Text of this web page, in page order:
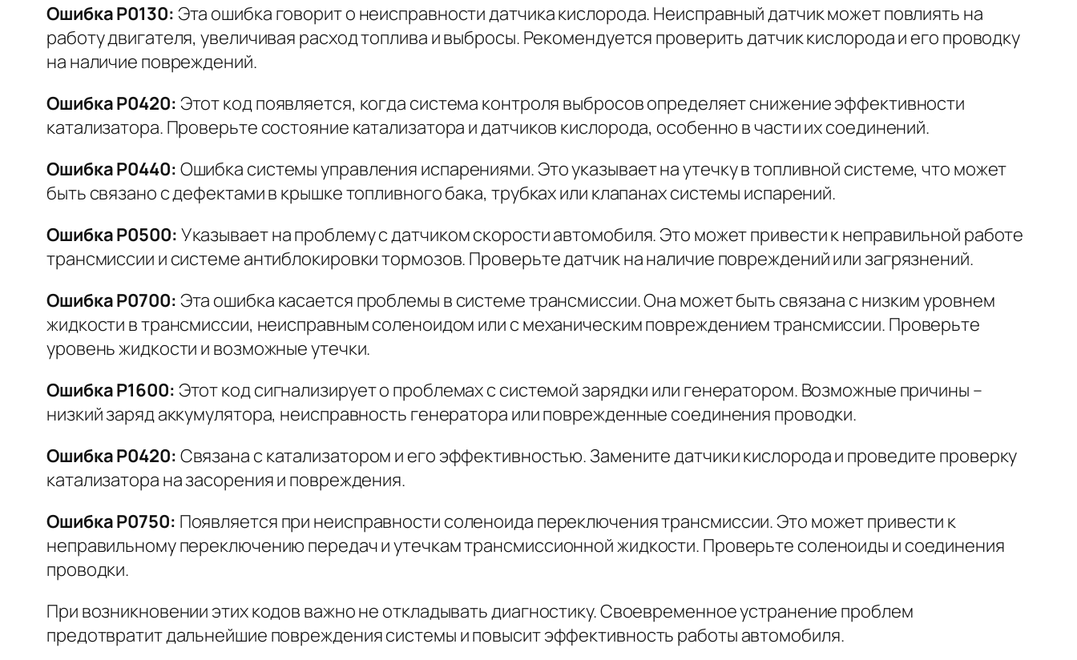
Ошибка P0130: Эта ошибка говорит о неисправности датчика кислорода. Неисправный датчик может повлиять на
работу двигателя, увеличивая расход топлива и выбросы. Рекомендуется проверить датчик кислорода и его проводку
на наличие повреждений.
Ошибка P0420: Этот код появляется, когда система контроля выбросов определяет снижение эффективности
катализатора. Проверьте состояние катализатора и датчиков кислорода, особенно в части их соединений.
Ошибка P0440: Ошибка системы управления испарениями. Это указывает на утечку в топливной системе, что может
быть связано с дефектами в крышке топливного бака, трубках или клапанах системы испарений.
Ошибка P0500: Указывает на проблему с датчиком скорости автомобиля. Это может привести к неправильной работе
трансмиссии и системе антиблокировки тормозов. Проверьте датчик на наличие повреждений или загрязнений.
Ошибка P0700: Эта ошибка касается проблемы в системе трансмиссии. Она может быть связана с низким уровнем
жидкости в трансмиссии, неисправным соленоидом или с механическим повреждением трансмиссии. Проверьте
уровень жидкости и возможные утечки.
Ошибка P1600: Этот код сигнализирует о проблемах с системой зарядки или генератором. Возможные причины –
низкий заряд аккумулятора, неисправность генератора или поврежденные соединения проводки.
Ошибка P0420: Связана с катализатором и его эффективностью. Замените датчики кислорода и проведите проверку
катализатора на засорения и повреждения.
Ошибка P0750: Появляется при неисправности соленоида переключения трансмиссии. Это может привести к
неправильному переключению передач и утечкам трансмиссионной жидкости. Проверьте соленоиды и соединения
проводки.
При возникновении этих кодов важно не откладывать диагностику. Своевременное устранение проблем
предотвратит дальнейшие повреждения системы и повысит эффективность работы автомобиля.